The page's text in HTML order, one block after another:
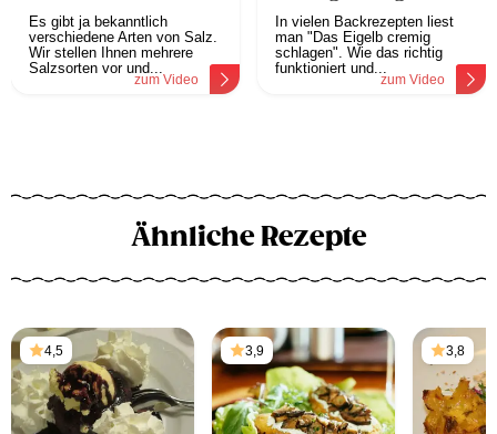
Es gibt ja bekanntlich
verschiedene Arten von Salz.
Wir stellen Ihnen mehrere
Salzsorten vor und...
zum Video
In vielen Backrezepten liest
man "Das Eigelb cremig
schlagen". Wie das richtig
funktioniert und...
zum Video
Ähnliche Rezepte
4,5 3,9 3,8